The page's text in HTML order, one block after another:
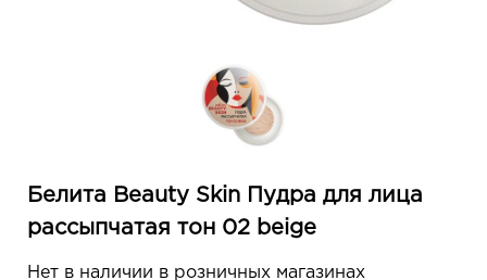
Белита Beauty Skin Пудра для лица
рассыпчатая тон 02 beige
Нет в наличии в розничных магазинах